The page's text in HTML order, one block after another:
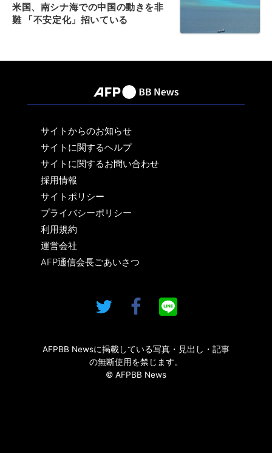
米国、南シナ海での中国の動きを非
難 「不安定化」招いている
サイトからのお知らせ
サイトに関するヘルプ
サイトに関するお問い合わせ
採用情報
サイトポリシー
プライバシーポリシー
利用規約
運営会社
AFP通信会長ごあいさつ
AFPBB Newsに掲載している写真・見出し・記事
の無断使用を禁じます。
© AFPBB News